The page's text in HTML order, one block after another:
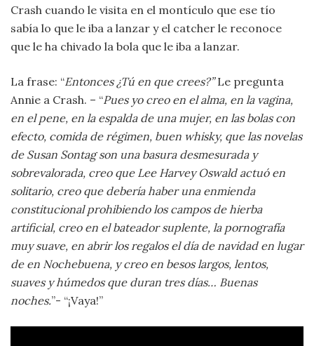
Crash cuando le visita en el montículo que ese tío
sabía lo que le iba a lanzar y el catcher le reconoce
que le ha chivado la bola que le iba a lanzar.
La frase: “Entonces ¿Tú en que crees?”Le pregunta
Annie a Crash. – “Pues yo creo en el alma, en la vagina,
en el pene, en la espalda de una mujer, en las bolas con
efecto, comida de régimen, buen whisky, que las novelas
de Susan Sontag son una basura desmesurada y
sobrevalorada, creo que Lee Harvey Oswald actuó en
solitario, creo que debería haber una enmienda
constitucional prohibiendo los campos de hierba
artificial, creo en el bateador suplente, la pornografía
muy suave, en abrir los regalos el día de navidad en lugar
de en Nochebuena, y creo en besos largos, lentos,
suaves y húmedos que duran tres días… Buenas
noches.”- “¡Vaya!”